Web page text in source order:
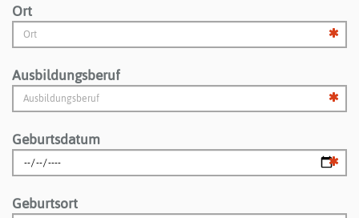
Ort
Ausbildungsberuf
Geburtsdatum
Geburtsort